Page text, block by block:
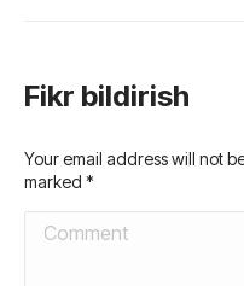
Fikr bildirish
Your email address will not
marked *
Comment